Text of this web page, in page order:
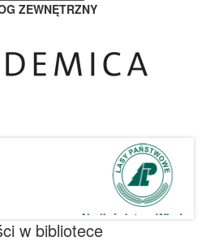
ZEWNĘTRZNY
w bibliotece